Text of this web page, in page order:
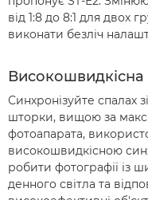
від 1:8 до 8:1 для двох
виконати безліч
Високошвидкісна
Синхронізуйте спалах
шторки, вищою за
фотоапарата,
високошвидкісною
робити фотографії із
денного світла та